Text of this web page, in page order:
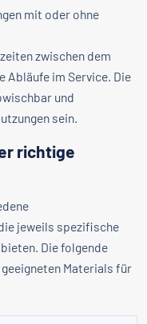
mit oder ohne
zwischen dem
Abläufe im Service. Die
und
sein.
richtige
jeweils spezifische
Die folgende
Materials für